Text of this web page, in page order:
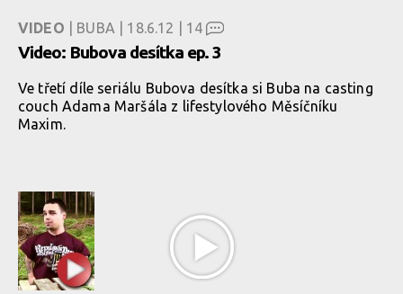
VIDEO | BUBA | 18.6.12 | 14
Video: Bubova desítka ep. 3
Ve třetí díle seriálu Bubova desítka si Buba na casting
couch Adama Maršála z lifestylového Měsíčníku
Maxim.